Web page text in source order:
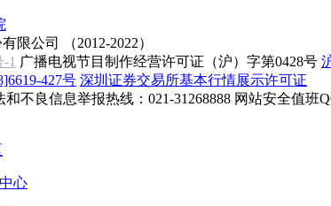
限公司 （2012-2022）
1 广播电视节目制作经营许可证（沪）字第0428号
427号 深圳证券交易所基本行情展示许可证
和不良信息举报热线：021-31268888 网站安全值班
心